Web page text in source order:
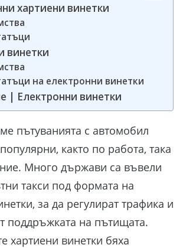
хартиени винетки
винетки
на електронни винетки
| Електронни винетки
пътуванията с автомобил
както по работа, така
Много държави са въвели
такси под формата на
за да регулират трафика и
поддръжката на пътищата.
хартиени винетки бяха